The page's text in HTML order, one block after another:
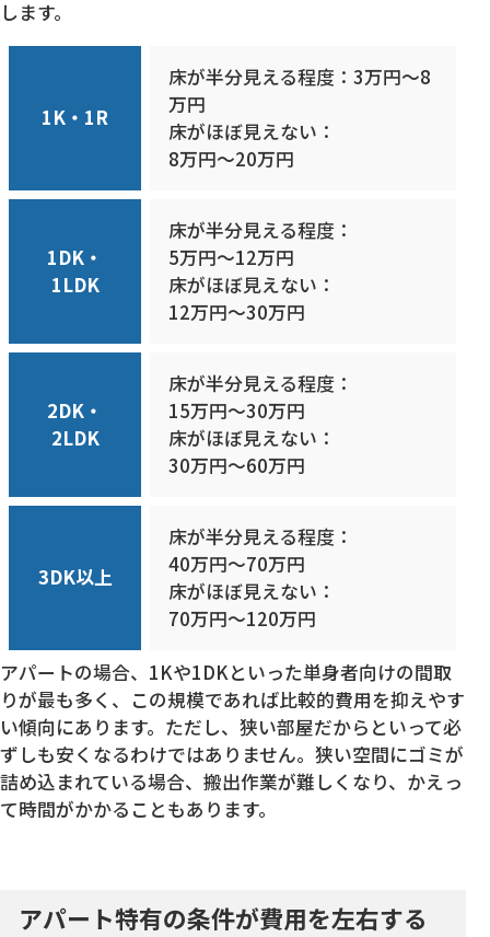
します。
1K・1R
床が半分見える程度：3万円〜8
万円
床がほぼ見えない：
8万円〜20万円
1DK・
1LDK
床が半分見える程度：
5万円〜12万円
床がほぼ見えない：
12万円〜30万円
2DK・
2LDK
床が半分見える程度：
15万円〜30万円
床がほぼ見えない：
30万円〜60万円
3DK以上
床が半分見える程度：
40万円〜70万円
床がほぼ見えない：
70万円〜120万円
アパートの場合、1Kや1DKといった単身者向けの間取
りが最も多く、この規模であれば比較的費用を抑えやす
い傾向にあります。ただし、狭い部屋だからといって必
ずしも安くなるわけではありません。狭い空間にゴミが
詰め込まれている場合、搬出作業が難しくなり、かえっ
て時間がかかることもあります。
アパート特有の条件が費用を左右する